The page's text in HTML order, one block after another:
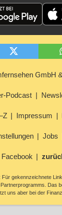
GmbH
Podcast
Impressum
Jobs
Facebook
gekennzeichnete
Das
uns aber bei der